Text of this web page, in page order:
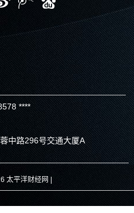
****
中路296号交通大厦A
太平洋财经网 |